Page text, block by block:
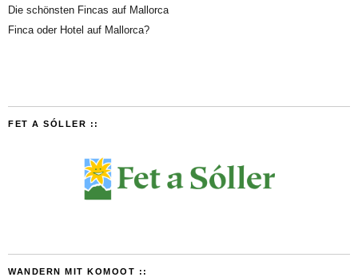
Die schönsten Fincas auf Mallorca
Finca oder Hotel auf Mallorca?
FET A SÓLLER ::
WANDERN MIT KOMOOT ::